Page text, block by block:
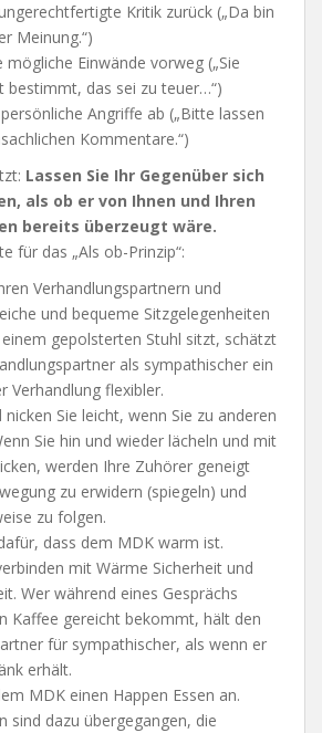
Kritik zurück („Da bin
Meinung.“)
mögliche Einwände vorweg („Sie
bestimmt, das sei zu teuer…“)
Angriffe ab („Bitte lassen
Kommentare.“)
Lassen Sie Ihr Gegenüber sich
als ob er von Ihnen und Ihren
bereits überzeugt wäre.
für das „Als ob-Prinzip“:
Verhandlungspartnern und
und bequeme Sitzgelegenheiten
gepolsterten Stuhl sitzt, schätzt
als sympathischer ein
Verhandlung flexibler.
nicken Sie leicht, wenn Sie zu anderen
Sie hin und wieder lächeln und mit
werden Ihre Zuhörer geneigt
zu erwidern (spiegeln) und
zu folgen.
dass dem MDK warm ist.
mit Wärme Sicherheit und
Wer während eines Gesprächs
Kaffee gereicht bekommt, hält den
für sympathischer, als wenn er
erhält.
MDK einen Happen Essen an.
sind dazu übergegangen, die